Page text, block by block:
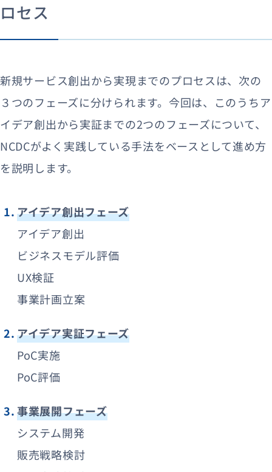
ロセス
新規サービス創出から実現までのプロセスは、次の
３つのフェーズに分けられます。今回は、このうちア
イデア創出から実証までの2つのフェーズについて、
NCDCがよく実践している手法をベースとして進め方
を説明します。
アイデア創出フェーズ
アイデア創出
ビジネスモデル評価
UX検証
事業計画立案
アイデア実証フェーズ
PoC実施
PoC評価
事業展開フェーズ
システム開発
販売戦略検討